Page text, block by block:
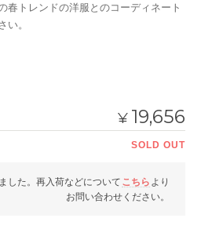
春トレンドの洋服とのコーディネート
い。
¥ 19,656
SOLD OUT
した。再入荷などについて こちら より
お問い合わせください。